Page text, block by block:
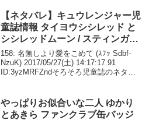
【ネタバレ】キュウレンジャー児
童誌情報 タイヨウシシレッド と
シシレッドムーン / スティンガー
をかばいチャンプ壊れる / ギャバ
ン＆デカレッド と地球を守れ！
158: 名無しより愛をこめて (ｽﾌｯ Sdbf-
NzuK) 2017/05/27(土) 14:17:17.91
ID:3yzMRFZndそろそろ児童誌のネタバ
やっぱりお似合いな二人 ゆかり
とあきら ファンクラブ缶バッジ